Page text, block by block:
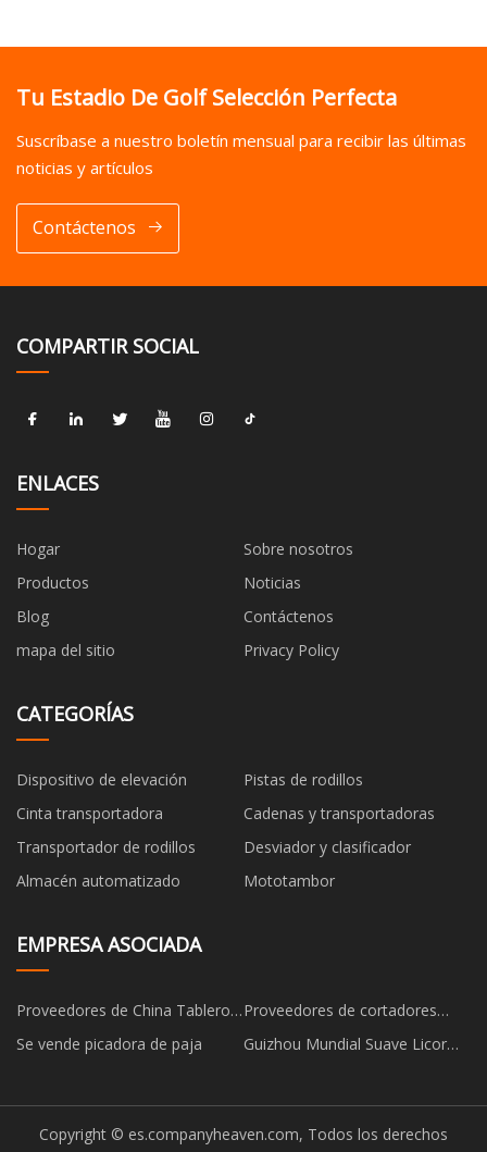
Tu Estadio De Golf Selección Perfecta
Suscríbase a nuestro boletín mensual para recibir las últimas
noticias y artículos
Contáctenos
COMPARTIR SOCIAL
ENLACES
Hogar
Sobre nosotros
Productos
Noticias
Blog
Contáctenos
mapa del sitio
Privacy Policy
CATEGORÍAS
Dispositivo de elevación
Pistas de rodillos
Cinta transportadora
Cadenas y transportadoras
Transportador de rodillos
Desviador y clasificador
Almacén automatizado
Mototambor
EMPRESA ASOCIADA
Proveedores de China Tablero
de fibra cerámica
Proveedores de cortadores
artesanales A3+
Se vende picadora de paja
Guizhou Mundial Suave Licor
Copyright © es.companyheaven.com, Todos los derechos